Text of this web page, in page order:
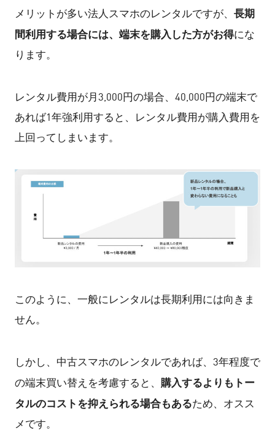
メリットが多い法人スマホのレンタルですが、 長期
間利用する場合には、端末を購入した方がお得にな
ります。
レンタル費用が月3,000円の場合、40,000円の端末で
あれば1年強利用すると、レンタル費用が購入費用を
上回ってしまいます。
このように、一般にレンタルは長期利用には向きま
せん。
しかし、中古スマホのレンタルであれば、3年程度で
の端末買い替えを考慮すると、 購入するよりもトー
タルのコストを抑えられる場合もあるため、オスス
メです。